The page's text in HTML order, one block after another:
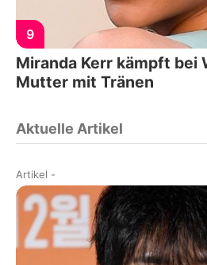
9
Miranda Kerr kämpft bei
Mutter mit Tränen
Aktuelle Artikel
Artikel -